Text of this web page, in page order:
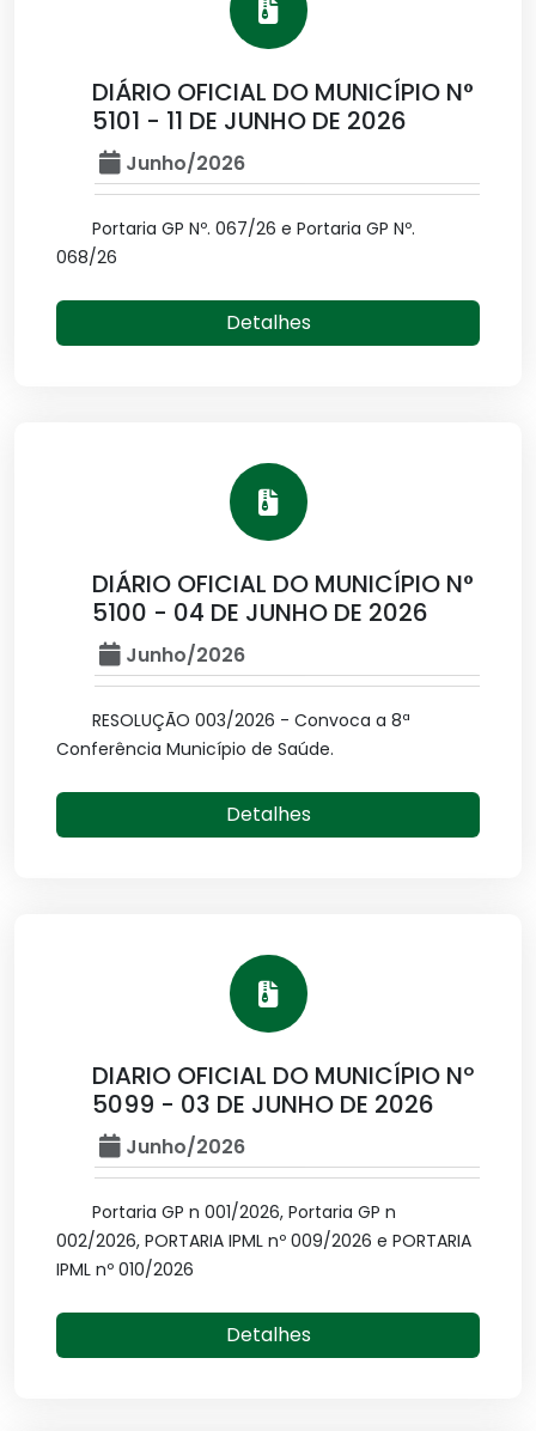
DIÁRIO OFICIAL DO MUNICÍPIO N°
5101 - 11 DE JUNHO DE 2026
Junho/2026
Portaria GP Nº. 067/26 e Portaria GP Nº.
068/26
Detalhes
DIÁRIO OFICIAL DO MUNICÍPIO N°
5100 - 04 DE JUNHO DE 2026
Junho/2026
RESOLUÇÃO 003/2026 - Convoca a 8ª
Conferência Município de Saúde.
Detalhes
DIARIO OFICIAL DO MUNICÍPIO Nº
5099 - 03 DE JUNHO DE 2026
Junho/2026
Portaria GP n 001/2026, Portaria GP n
002/2026, PORTARIA IPML nº 009/2026 e PORTARIA
IPML nº 010/2026
Detalhes